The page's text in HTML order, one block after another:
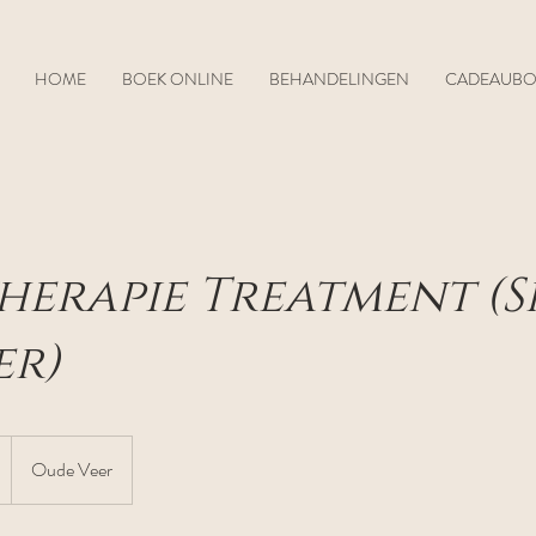
HOME BOEK ONLINE BEHANDELINGEN
Treatment
Oude Veer